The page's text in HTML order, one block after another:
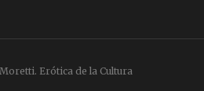
Erótica de la Cultura